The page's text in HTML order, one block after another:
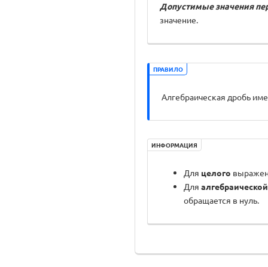
Допустимые значения
значение.
ПРАВИЛО
Алгебраическая дробь
ИНФОРМАЦИЯ
Для целого
Для
обращается в нуль.